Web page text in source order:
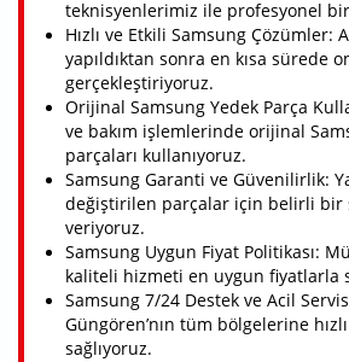
teknisyenlerimiz ile profesyonel
Hızlı ve Etkili Samsung Çözümler:
yapıldıktan sonra en kısa sürede
gerçekleştiriyoruz.
Orijinal Samsung Yedek Parça
ve bakım işlemlerinde orijinal
parçaları kullanıyoruz.
Samsung Garanti ve Güvenilirlik:
değiştirilen parçalar için belirli bir
veriyoruz.
Samsung Uygun Fiyat Politikası:
kaliteli hizmeti en uygun fiyatlarla
Samsung 7/24 Destek ve Acil
Güngören’nın tüm bölgelerine
sağlıyoruz.